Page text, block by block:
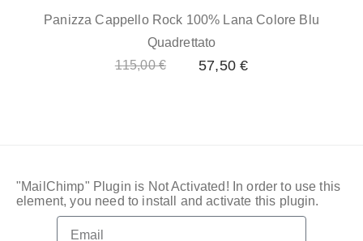
Panizza Cappello Rock 100% Lana Colore Blu
Quadrettato
115,00€ 57,50€
"MailChimp" Plugin is Not Activated! In order to use this
element, you need to install and activate this plugin.